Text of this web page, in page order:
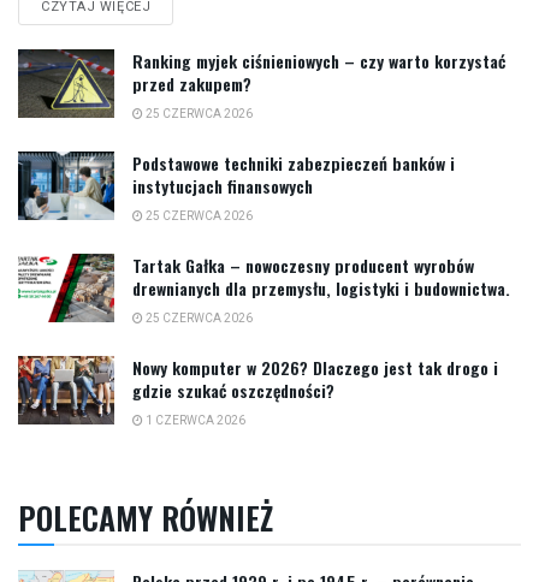
CZYTAJ WIĘCEJ
Ranking myjek ciśnieniowych – czy warto korzystać
przed zakupem?
25 CZERWCA 2026
Podstawowe techniki zabezpieczeń banków i
instytucjach finansowych
25 CZERWCA 2026
Tartak Gałka – nowoczesny producent wyrobów
drewnianych dla przemysłu, logistyki i budownictwa.
25 CZERWCA 2026
Nowy komputer w 2026? Dlaczego jest tak drogo i
gdzie szukać oszczędności?
1 CZERWCA 2026
POLECAMY RÓWNIEŻ